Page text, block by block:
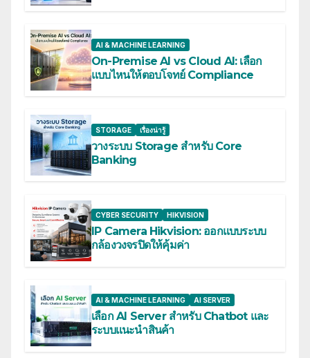
AI & MACHINE LEARNING
On-Premise AI vs Cloud AI: เลือก
แบบไหนให้ตอบโจทย์ Compliance
STORAGE เรื่องน่ารู้
วางระบบ Storage สำหรับ Core
Banking
CYBER SECURITY HIKVISION
IP Camera Hikvision: ออกแบบระบบ
กล้องวงจรปิดให้คุ้มค่า
AI & MACHINE LEARNING AI SERVER
เลือก AI Server สำหรับ Chatbot และ
ระบบแนะนำสินค้า